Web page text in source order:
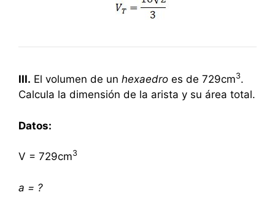
III. El volumen de un hexaedro es de 729cm3.
Calcula la dimensión de la arista y su área total.
Datos:
V = 729cm3
a = ?